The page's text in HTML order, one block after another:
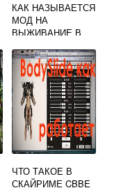
КАК НАЗЫВАЕТСЯ
МОД НА
ВЫЖИВАНИЕ В
ЧТО ТАКОЕ В
СКАЙРИМЕ CBBE